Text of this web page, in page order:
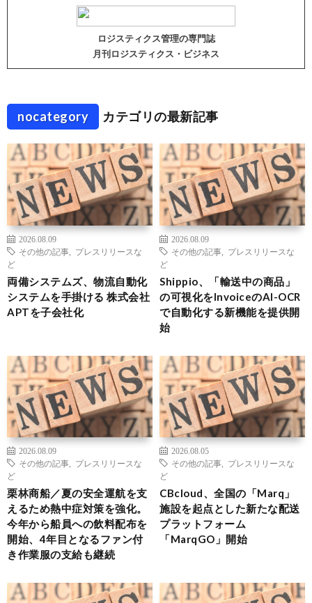
ロジスティクス管理の専門誌
月刊ロジスティクス・ビジネス
nocategory カテゴリの最新記事
2026.08.09
その他の記事
プレスリリースな
ど
両備システムズ、物流自動化
システムを手掛ける 株式会社
APTを子会社化
2026.08.09
その他の記事
プレスリリースな
ど
Shippio、「輸送中の商品」
の可視化をInvoiceのAI-OCR
で自動化する新機能を提供開
始
2026.08.09
その他の記事
プレスリリースな
ど
栗林商船／夏の安全運航を支
えるため熱中症対策を強化。
今年から船員への飲料配布を
開始、4年目となるファン付
き作業服の支給も継続
2026.08.05
その他の記事
プレスリリースな
ど
CBcloud、全国の「Marq」
施設を起点とした新たな配送
プラットフォーム
「MarqGO」開始